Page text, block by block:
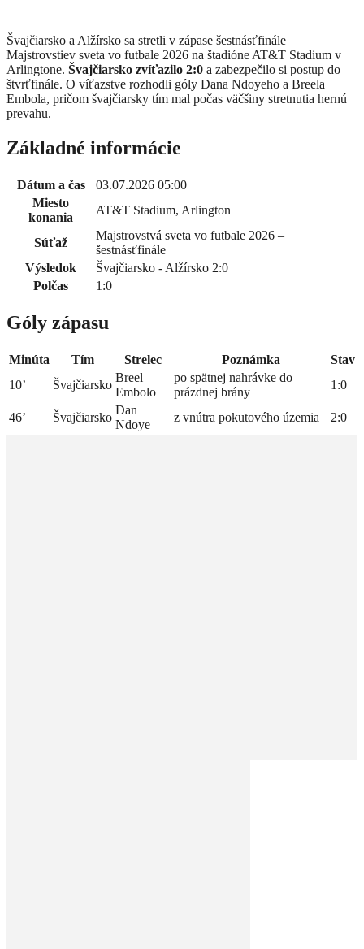
Švajčiarsko a Alžírsko sa stretli v zápase šestnásťfinále
Majstrovstiev sveta vo futbale 2026 na štadióne AT&T Stadium v
Arlingtone. Švajčiarsko zvíťazilo 2:0 a zabezpečilo si postup do
štvrťfinále. O víťazstve rozhodli góly Dana Ndoyeho a Breela
Embola, pričom švajčiarsky tím mal počas väčšiny stretnutia hernú
prevahu.
Základné informácie
Dátum a čas
03.07.2026 05:00
Miesto
konania
AT&T Stadium, Arlington
Súťaž
Majstrovstvá sveta vo futbale 2026 –
šestnásťfinále
Výsledok
Švajčiarsko - Alžírsko 2:0
Polčas
1:0
Góly zápasu
Minúta Tím Strelec Poznámka
Stav
10’
Švajčiarsko
Breel
Embolo
po spätnej nahrávke do
prázdnej brány
1:0
46’ Švajčiarsko
Dan
Ndoye
z vnútra pokutového územia 2:0